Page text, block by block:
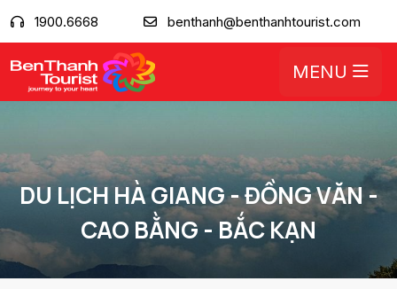
1900.6668 benthanh@benthanhtourist.com
MENU
DU LỊCH HÀ GIANG - ĐỒNG VĂN -
CAO BẰNG - BẮC KẠN